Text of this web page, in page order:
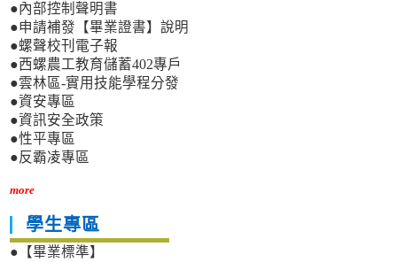
●內部控制聲明書
●申請補發【畢業證書】說明
●螺聲校刊電子報
●西螺農工教育儲蓄402專戶
●雲林區-實用技能學程分發
●資安專區
●資訊安全政策
●性平專區
●反霸凌專區
more
學生專區
●【畢業標準】